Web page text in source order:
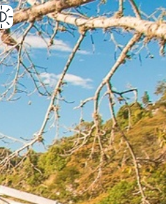
CONTRASTE MAPA DO SITE